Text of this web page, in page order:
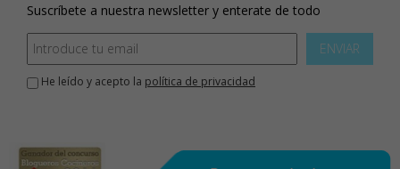
Suscríbete a nuestra newsletter y enterate de todo
ENVIAR
He leído y acepto la política de privacidad